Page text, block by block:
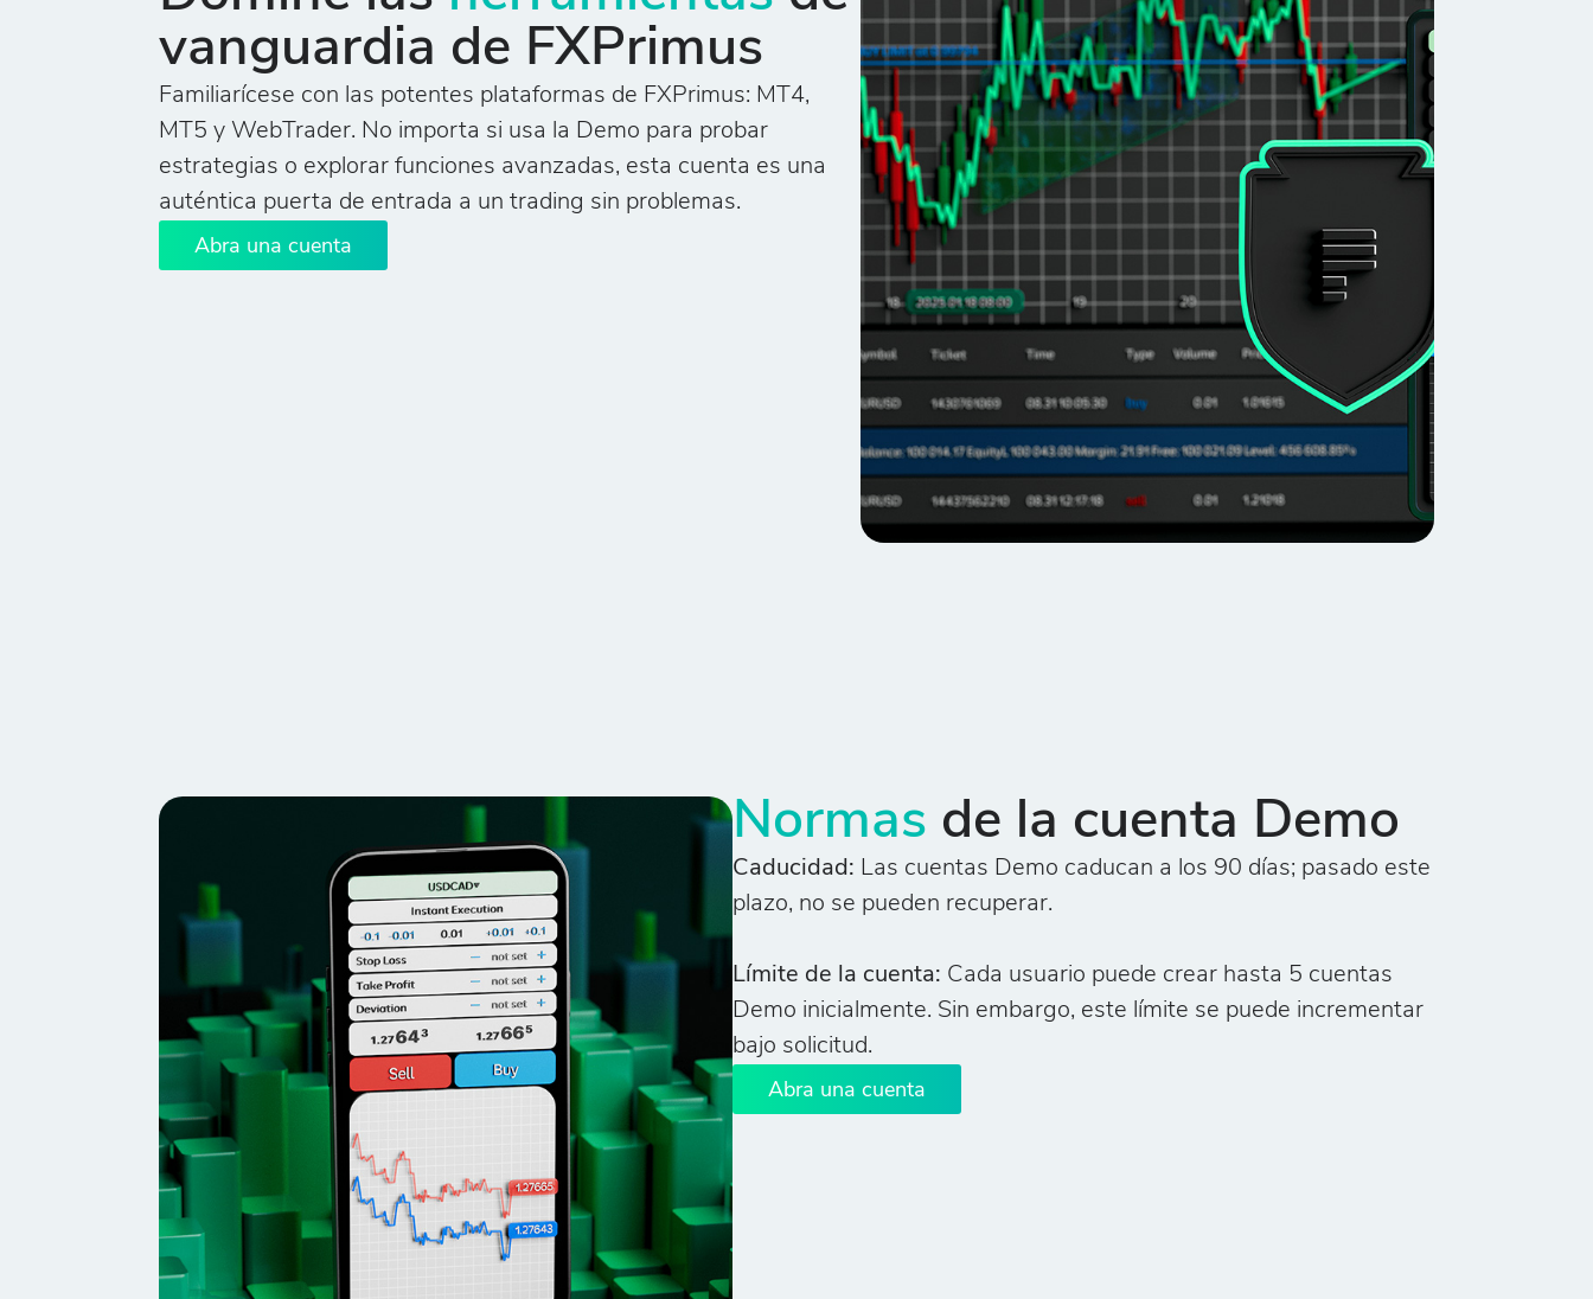
vanguardia de FXPrimus
Familiarícese con las potentes plataformas de FXPrimus: MT4,
MT5 y WebTrader. No importa si usa la Demo para probar
estrategias o explorar funciones avanzadas, esta cuenta es una
auténtica puerta de entrada a un trading sin problemas.
Abra una cuenta
Normas de la cuenta Demo
Caducidad: Las cuentas Demo caducan a los 90 días; pasado este
plazo, no se pueden recuperar.
Límite de la cuenta: Cada usuario puede crear hasta 5 cuentas
Demo inicialmente. Sin embargo, este límite se puede incrementar
bajo solicitud.
Abra una cuenta